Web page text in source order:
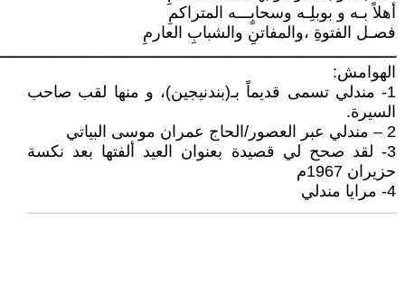
أهلاً بـه و بوبلِـه وسحابٍـــه المتراكمِ
فصـل الفتوةِ ،والمفاتنِ والشبابِ العارمِ
الهوامش:
1- مندلي تسمى قديماً بـ(بندنيجين)، و منها لقب صاحب
السيرة.
2 – مندلي عبر العصور/الحاج عمران موسى البياتي
3- لقد صحح لي قصيدة بعنوان العيد ألفتها بعد نكسة
حزيران 1967م
4- مرايا مندلي